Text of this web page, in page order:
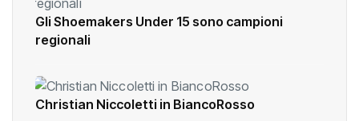
Gli Shoemakers Under 15 sono campioni
regionali
Christian Niccoletti in BiancoRosso